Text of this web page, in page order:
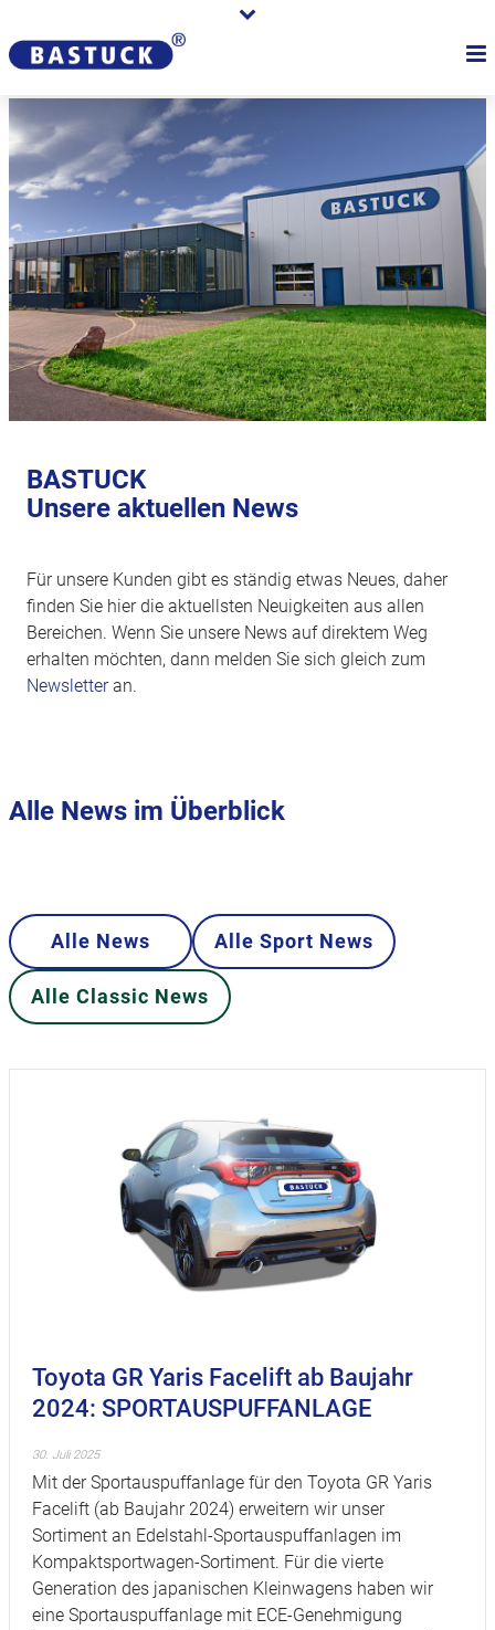
BASTUCK
Unsere aktuellen News
Für unsere Kunden gibt es ständig etwas Neues, daher
finden Sie hier die aktuellsten Neuigkeiten aus allen
Bereichen. Wenn Sie unsere News auf direktem Weg
erhalten möchten, dann melden Sie sich gleich zum
Newsletteran.
Alle News im Überblick
Alle News Alle Sport News
Alle Classic News
Toyota GR Yaris Facelift ab Baujahr
2024: SPORTAUSPUFFANLAGE
30. Juli 2025
Mit der Sportauspuffanlage für den Toyota GR Yaris
Facelift (ab Baujahr 2024) erweitern wir unser
Sortiment an Edelstahl-Sportauspuffanlagen im
Kompaktsportwagen-Sortiment. Für die vierte
Generation des japanischen Kleinwagens haben wir
eine Sportauspuffanlage mit ECE-Genehmigung